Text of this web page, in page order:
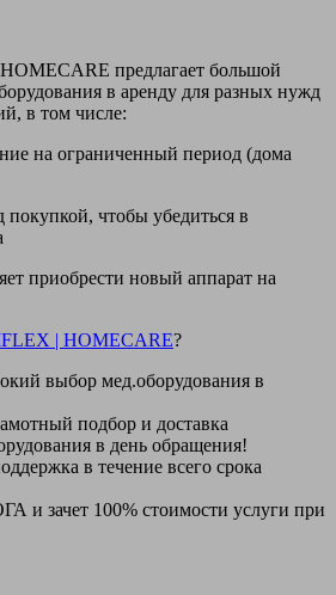
предлагает большой
в аренду для разных нужд
в том числе:
на ограниченный период (дома
покупкой, чтобы убедиться в
приобрести новый аппарат на
| HOMECARE?
выбор мед.оборудования в
подбор и доставка
в день обращения!
в течение всего срока
и зачет 100% стоимости услуги при